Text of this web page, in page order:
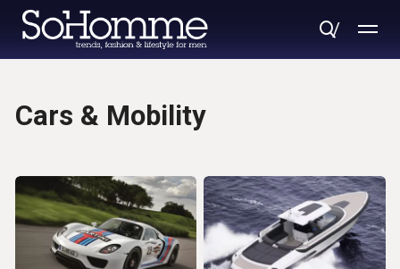
Cars & Mobility